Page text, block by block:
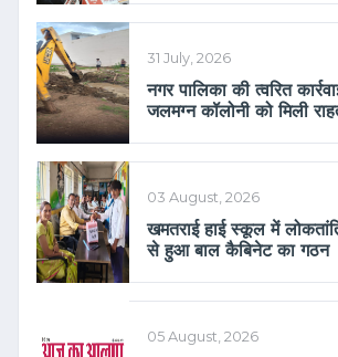
31 July, 2026
नगर पालिका की त्वरित
जलमग्न कॉलोनी को मिली
03 August, 2026
खमतराई हाई स्कूल में
से हुआ बाल कैबिनेट का गठन
05 August, 2026